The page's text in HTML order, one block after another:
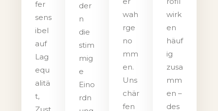
fer
sens
ibel
auf
Lag
equ
alitä
t,
der
n
die
stim
mig
e
Eino
rdn
wah
rge
no
mm
en.
Uns
chär
fen
wirk
en
häuf
ig
zusa
mm
en –
des